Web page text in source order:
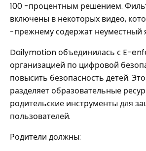
100 -процентным решением.
включены в некоторых видео,
-прежнему содержат неуместный
Dailymotion объединилась с E-
организацией по цифровой
повысить безопасность детей.
разделяет образовательные
родительские инструменты для
пользователей.
Родители должны: